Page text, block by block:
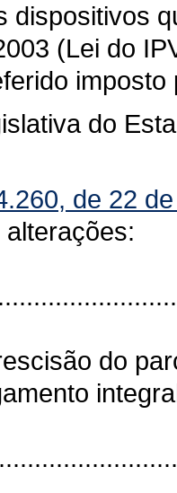
dispositivos
(Lei do
do
de 22
do